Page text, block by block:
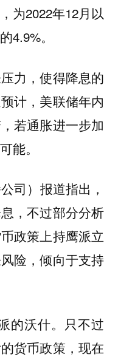
为2022年12月以
4.9%。
力，使得降息的
计，美联储年内
若通胀进一步加
能。
司）报道指出，
，不过部分分析
政策上持鹰派立
险，倾向于支持
的沃什。只不过
货币政策，现在